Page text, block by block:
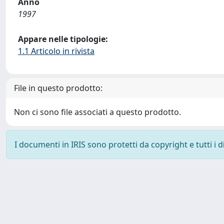
1997
Appare nelle tipologie:
1.1 Articolo in rivista
File in questo prodotto:
Non ci sono file associati a questo prodotto.
I documenti in IRIS sono protetti da copyright e tutti i